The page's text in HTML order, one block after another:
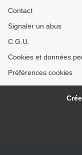
Contact
Signaler un abus
C.G.U.
Cookies et données
Préférences cookies